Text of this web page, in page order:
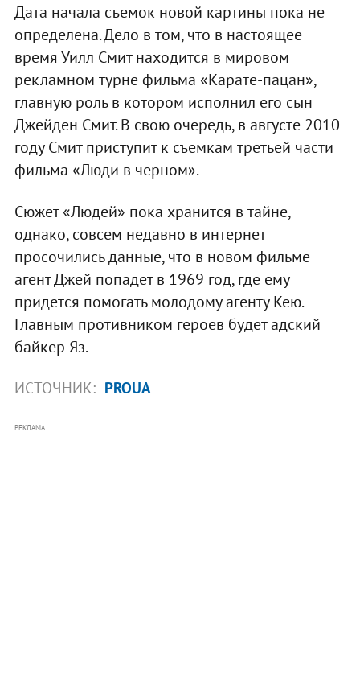
Дата начала съемок новой картины пока не
определена. Дело в том, что в настоящее
время Уилл Смит находится в мировом
рекламном турне фильма «Карате-пацан»,
главную роль в котором исполнил его сын
Джейден Смит. В свою очередь, в августе 2010
году Смит приступит к съемкам третьей части
фильма «Люди в черном».
Сюжет «Людей» пока хранится в тайне,
однако, совсем недавно в интернет
просочились данные, что в новом фильме
агент Джей попадет в 1969 год, где ему
придется помогать молодому агенту Кею.
Главным противником героев будет адский
байкер Яз.
ИСТОЧНИК: PROUA
РЕКЛАМА